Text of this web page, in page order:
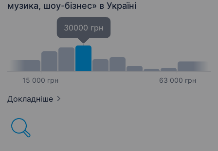
музика, шоу-бізнес» в Україні
15 000 грн
30000 грн
63 000 грн
Докладніше